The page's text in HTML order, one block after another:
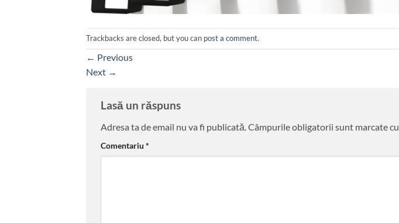
Trackbacks are closed, but you can post a comment.
← Previous
Next →
Lasă un răspuns
Adresa ta de email nu va fi publicată.Câmpurile obligatorii sunt marcate cu
Comentariu *